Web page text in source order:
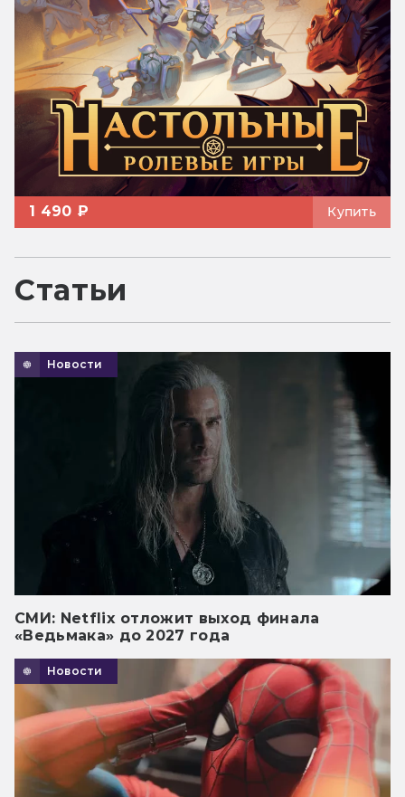
1 490 ₽ Купить
Статьи
Новости
СМИ: Netflix отложит выход финала
«Ведьмака» до 2027 года
Новости